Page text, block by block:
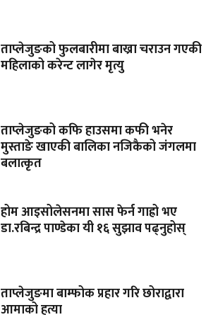
ताप्लेजुङको फुलबारीमा बाख्रा चराउन गएकी
महिलाको करेन्ट लागेर मृत्यु
ताप्लेजुङको कफि हाउसमा कफी भनेर
मुस्ताङे खाएकी बालिका नजिकैको जंगलमा
बलात्कृत
होम आइसोलेसनमा सास फेर्न गाह्रो भए
डा.रबिन्द्र पाण्डेका यी १६ सुझाव पढ्नुहोस्
ताप्लेजुङमा बाम्फोक प्रहार गरि छोराद्वारा
आमाको हत्या